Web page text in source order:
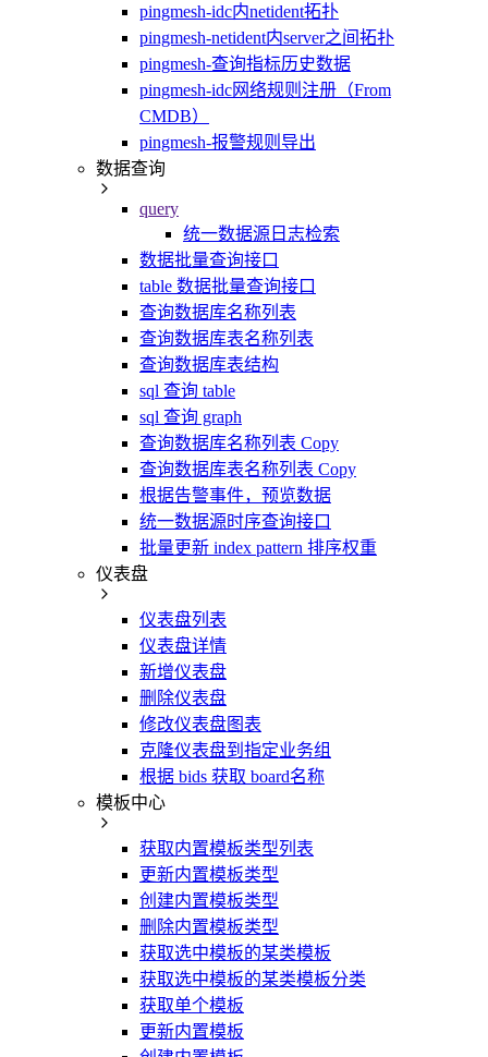
pingmesh-idc内netident拓扑
pingmesh-netident内server之间拓扑
pingmesh-查询指标历史数据
pingmesh-idc网络规则注册（From
CMDB）
pingmesh-报警规则导出
数据查询
query
统一数据源日志检索
数据批量查询接口
table 数据批量查询接口
查询数据库名称列表
查询数据库表名称列表
查询数据库表结构
sql 查询 table
sql 查询 graph
查询数据库名称列表 Copy
查询数据库表名称列表 Copy
根据告警事件，预览数据
统一数据源时序查询接口
批量更新 index pattern 排序权重
仪表盘
仪表盘列表
仪表盘详情
新增仪表盘
删除仪表盘
修改仪表盘图表
克隆仪表盘到指定业务组
根据 bids 获取 board名称
模板中心
获取内置模板类型列表
更新内置模板类型
创建内置模板类型
删除内置模板类型
获取选中模板的某类模板
获取选中模板的某类模板分类
获取单个模板
更新内置模板